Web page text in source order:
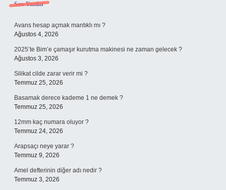
Sidebar
Son Yazılar
Avans hesap açmak mantıklı mı ?
Ağustos 4, 2026
2025’te Bim’e çamaşır kurutma makinesi ne zaman gelecek ?
Ağustos 3, 2026
Silikat cilde zarar verir mi ?
Temmuz 25, 2026
Basamak derece kademe 1 ne demek ?
Temmuz 25, 2026
12mm kaç numara oluyor ?
Temmuz 24, 2026
Arapsaçı neye yarar ?
Temmuz 9, 2026
Amel defterinin diğer adı nedir ?
Temmuz 3, 2026